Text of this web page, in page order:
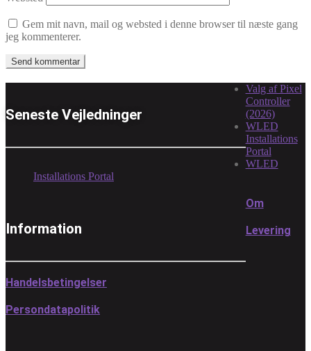
Gem mit navn, mail og websted i denne browser til næste gang
jeg kommenterer.
Seneste Vejledninger
Valg af Pixel
Controller
(2026)
WLED
Installations
Portal
WLED
Installations Portal
Information
Om
Levering
Handelsbetingelser
Persondatapolitik